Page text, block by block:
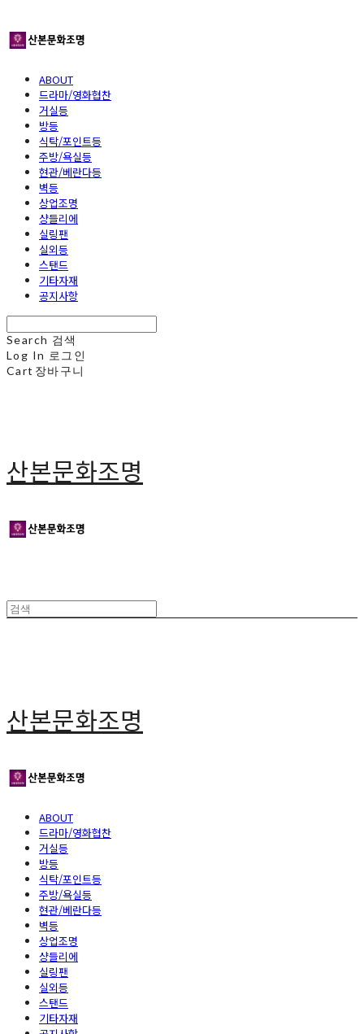
ABOUT
드라마/영화협찬
거실등
방등
식탁/포인트등
주방/욕실등
현관/베란다등
벽등
상업조명
샹들리에
실링팬
실외등
스탠드
기타자재
공지사항
Search 검색
Log In 로그인
Cart 장바구니
산본문화조명
산본문화조명
ABOUT
드라마/영화협찬
거실등
방등
식탁/포인트등
주방/욕실등
현관/베란다등
벽등
상업조명
샹들리에
실링팬
실외등
스탠드
기타자재